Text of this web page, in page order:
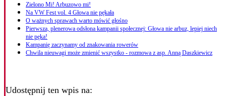
Zielono Mi! Arbuzowo mi!
Na VW Fest vol. 4 Głowa nie pękała
O ważnych sprawach warto mówić głośno
Pierwsza, plenerowa odsłona kampanii społecznej: Głowa nie arbuz, lepiej niech
nie pęka!
Kampanię zaczynamy od znakowania rowerów
Chwila nieuwagi może zmienić wszystko - rozmowa z asp. Anną Daszkiewicz
Udostępnij ten wpis na: